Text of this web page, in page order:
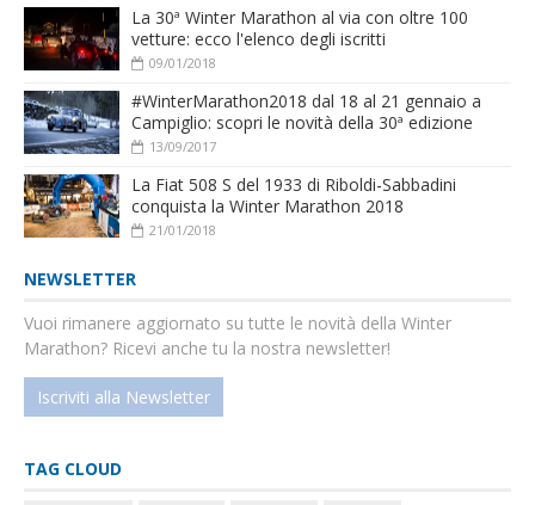
La 30ª Winter Marathon al via con oltre 100
vetture: ecco l'elenco degli iscritti
09/01/2018
#WinterMarathon2018 dal 18 al 21 gennaio a
Campiglio: scopri le novità della 30ª edizione
13/09/2017
La Fiat 508 S del 1933 di Riboldi-Sabbadini
conquista la Winter Marathon 2018
21/01/2018
NEWSLETTER
Vuoi rimanere aggiornato su tutte le novità della Winter
Marathon? Ricevi anche tu la nostra newsletter!
Iscriviti alla Newsletter
TAG CLOUD